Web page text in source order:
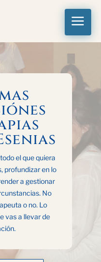
a
el que quiera
profundizar en lo
a gestionar
No
o no. Lo
vas a llevar de